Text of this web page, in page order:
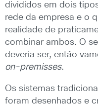
divididos em dois
rede da empresa e o
realidade de
combinar ambos. O
deveria ser, então
on-premisses.
Os sistemas
foram desenhados e